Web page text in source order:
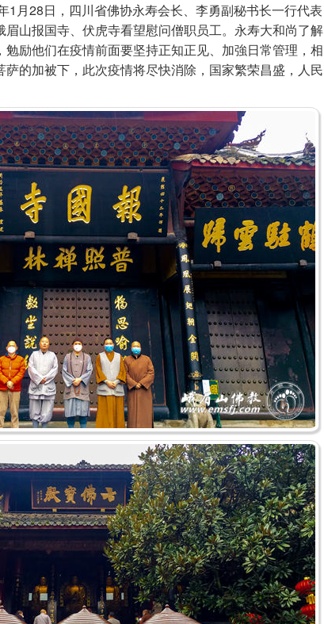
1月28日，四川省佛协永寿会长、李勇副秘书长一行代表
山报国寺、伏虎寺看望慰问僧职员工。永寿大和尚了解
励他们在疫情前面要坚持正知正见、加強日常管理，相
的加被下，此次疫情将尽快消除，国家繁荣昌盛，人民